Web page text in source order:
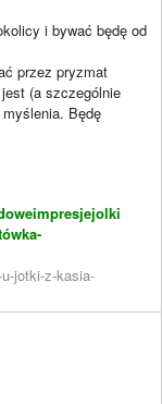
i bywać będę od
przez pryzmat
(a szczególnie
Będę
jotki-z-kasia-